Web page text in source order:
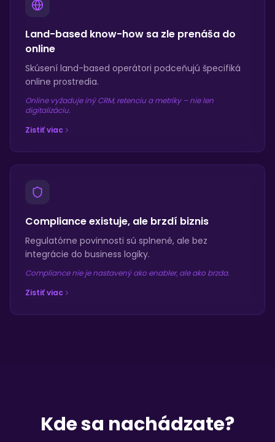
Land-based know-how sa zle prenáša do
online
Skúsení land-based operátori podceňujú špecifiká
online prostredia.
Online vyžaduje iný CRM, retenciu a metriky – nie len
digitalizáciu.
Zistiť viac
Compliance existuje, ale brzdí biznis
Regulatórne povinnosti sú splnené, ale bez
integrácie do business logiky.
Compliance nie je nastavený ako enabler, ale ako brzda.
Zistiť viac
Kde sa nachádzate?